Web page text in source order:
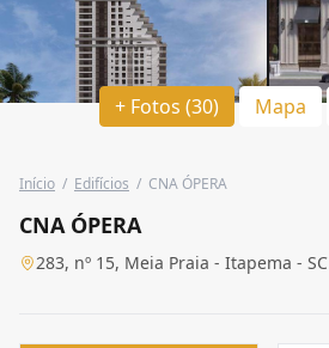
+ Fotos (30) Mapa
Início / Edifícios / CNA ÓPERA
CNA ÓPERA
283, nº 15, Meia Praia - Itapema - SC